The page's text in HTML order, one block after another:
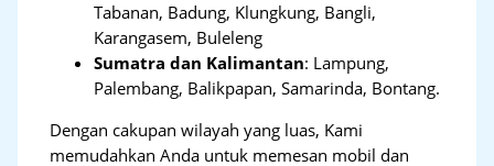
Tabanan, Badung, Klungkung, Bangli,
Karangasem, Buleleng
Sumatra dan Kalimantan: Lampung,
Palembang, Balikpapan, Samarinda, Bontang.
Dengan cakupan wilayah yang luas, Kami
memudahkan Anda untuk memesan mobil dan